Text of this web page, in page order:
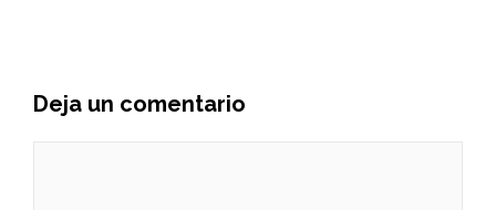
Deja un comentario